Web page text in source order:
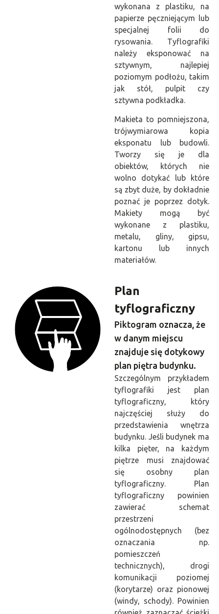
wykonana z plastiku, na
papierze pęczniejącym lub
specjalnej folii do
rysowania. Tyflografiki
należy eksponować na
sztywnym, najlepiej
poziomym podłożu, takim
jak stół, pulpit czy
sztywna podkładka.
Makieta to pomniejszona,
trójwymiarowa kopia
eksponatu lub budowli.
Tworzy się je dla
obiektów, których nie
wolno dotykać lub które
są zbyt duże, by dokładnie
poznać je poprzez dotyk.
Makiety mogą być
wykonane z plastiku,
metalu, gliny, gipsu,
kartonu lub innych
materiałów.
Plan
tyflograficzny
Piktogram oznacza, że
w danym miejscu
znajduje się dotykowy
plan piętra budynku.
Szczególnym przykładem
tyflografiki jest plan
tyflograficzny, który
najczęściej służy do
przedstawienia wnętrza
budynku. Jeśli budynek ma
kilka pięter, na każdym
piętrze musi znajdować
się osobny plan
tyflograficzny. Plan
tyflograficzny powinien
zawierać schemat
przestrzeni
ogólnodostępnych (bez
oznaczania np.
pomieszczeń
technicznych), drogi
komunikacji poziomej
(korytarze) oraz pionowej
(windy, schody). Powinien